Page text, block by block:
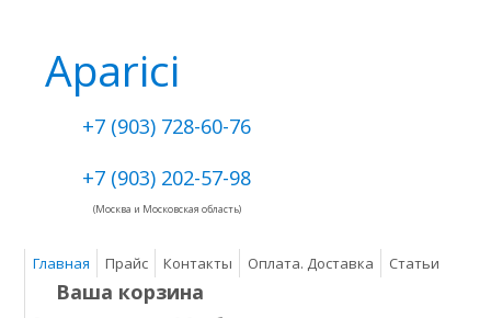
Aparici
+7 (903) 728-60-76
+7 (903) 202-57-98
(Москва и Московская область)
Главная Прайс Контакты Оплата. Доставка Статьи
Ваша корзина